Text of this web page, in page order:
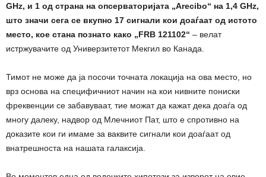
GHz, и 1 од страна на опсерваторијата „Arecibo“ на 1,4 GHz,
што значи сега се вкупно 17 сигнали кои доаѓаат од истото
место, кое стана познато како „FRB 121102“ – велат
истржувачите од Универзитетот Мекгил во Канада.
Тимот не може да ја посочи точната локација на ова место, но
врз основа на специфичниот начин на кои нивните пониски
фреквенции се забавуваат, тие можат да кажат дека доаѓа од
многу далеку, надвор од Млечниот Пат, што е спротивно на
доказите кои ги имаме за ваквите сигнали кои доаѓаат од
внатрешноста на нашата галаксија.